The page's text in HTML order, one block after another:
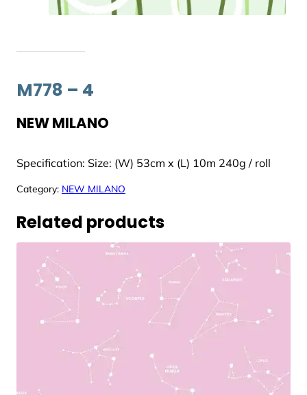
M778 – 4
NEW MILANO
Specification: Size: (W) 53cm x (L) 10m 240g / roll
Category: NEW MILANO
Related products